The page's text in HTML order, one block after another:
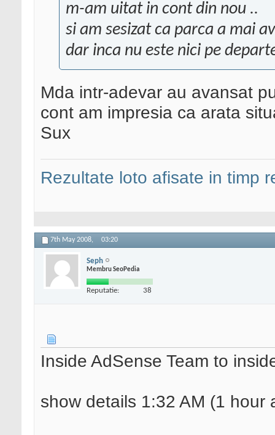
m-am uitat in cont din nou ..
si am sesizat ca parca a mai
dar inca nu este nici pe
Mda intr-adevar au avansat
cont am impresia ca arata
Sux
Rezultate loto afisate in timp
7th May 2008, 03:20
Seph
Membru SeoPedia
Reputatie: 38
Inside AdSense Team to
show details 1:32 AM (1 hour